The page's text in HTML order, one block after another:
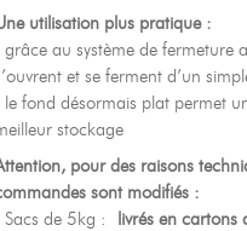
utilisation plus pratique :
grâce au système de fermeture
et se ferment d’un
le fond désormais plat permet
stockage
pour des raisons
sont modifiés :
Sacs de 5kg : livrés en cartons